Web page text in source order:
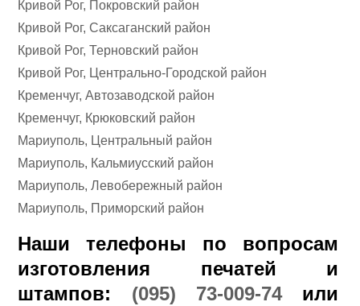
Кривой Рог, Покровский район
Кривой Рог, Саксаганский район
Кривой Рог, Терновский район
Кривой Рог, Центрально-Городской район
Кременчуг, Автозаводской район
Кременчуг, Крюковский район
Мариуполь, Центральный район
Мариуполь, Кальмиусский район
Мариуполь, Левобережный район
Мариуполь, Приморский район
Наши телефоны по вопросам
изготовления печатей и
штампов: (095) 73-009-74или